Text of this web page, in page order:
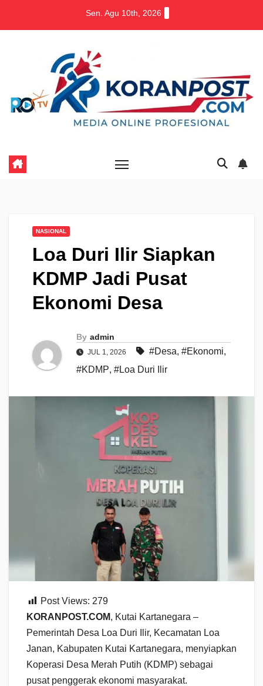
Sen. Agu 10th, 2026
NASIONAL
Loa Duri Ilir Siapkan
KDMP Jadi Pusat
Ekonomi Desa
By admin
JUL 1, 2026 #Desa, #Ekonomi,
#KDMP, #Loa Duri Ilir
Post Views: 279
KORANPOST.COM, Kutai Kartanegara –
Pemerintah Desa Loa Duri Ilir, Kecamatan Loa
Janan, Kabupaten Kutai Kartanegara, menyiapkan
Koperasi Desa Merah Putih (KDMP) sebagai
pusat penggerak ekonomi masyarakat.